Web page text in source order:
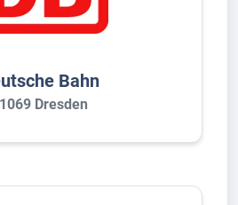
Bahn
Dresden